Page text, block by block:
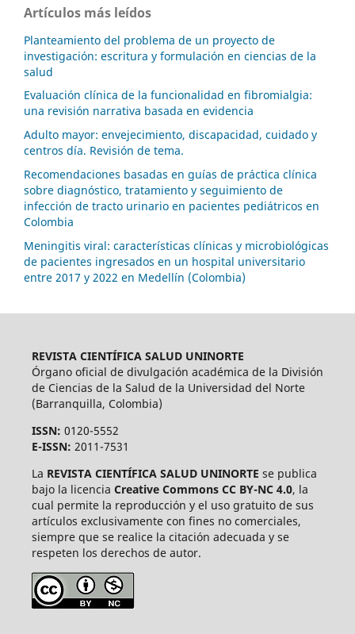
Artículos más leídos
Planteamiento del problema de un proyecto de
investigación: escritura y formulación en ciencias de la
salud
Evaluación clínica de la funcionalidad en fibromialgia:
una revisión narrativa basada en evidencia
Adulto mayor: envejecimiento, discapacidad, cuidado y
centros día. Revisión de tema.
Recomendaciones basadas en guías de práctica clínica
sobre diagnóstico, tratamiento y seguimiento de
infección de tracto urinario en pacientes pediátricos en
Colombia
Meningitis viral: características clínicas y microbiológicas
de pacientes ingresados en un hospital universitario
entre 2017 y 2022 en Medellín (Colombia)
REVISTA CIENTÍFICA SALUD UNINORTE
Órgano oficial de divulgación académica de la División
de Ciencias de la Salud de la Universidad del Norte
(Barranquilla, Colombia)
ISSN: 0120-5552
E-ISSN: 2011-7531
La REVISTA CIENTÍFICA SALUD UNINORTE se publica
bajo la licencia Creative Commons CC BY-NC 4.0, la
cual permite la reproducción y el uso gratuito de sus
artículos exclusivamente con fines no comerciales,
siempre que se realice la citación adecuada y se
respeten los derechos de autor.